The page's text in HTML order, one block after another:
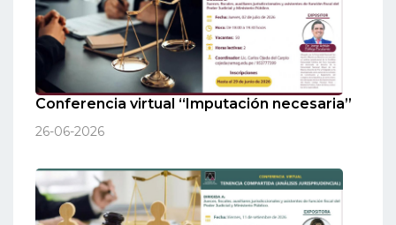
Conferencia virtual “Imputación necesaria”
26-06-2026